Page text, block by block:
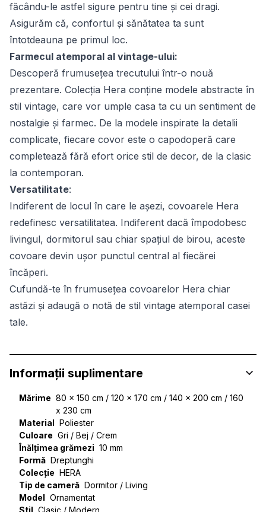
făcându-le astfel sigure pentru tine și cei dragi.
Asigurăm că, confortul și sănătatea ta sunt
întotdeauna pe primul loc.
Farmecul atemporal al vintage-ului:
Descoperă frumusețea trecutului într-o nouă
prezentare. Colecția Hera conține modele abstracte în
stil vintage, care vor umple casa ta cu un sentiment de
nostalgie și farmec. De la modele inspirate la detalii
complicate, fiecare covor este o capodoperă care
completează fără efort orice stil de decor, de la clasic
la contemporan.
Versatilitate:
Indiferent de locul în care le așezi, covoarele Hera
redefinesc versatilitatea. Indiferent dacă împodobesc
livingul, dormitorul sau chiar spațiul de birou, aceste
covoare devin ușor punctul central al fiecărei
încăperi.
Cufundă-te în frumusețea covoarelor Hera chiar
astăzi și adaugă o notă de stil vintage atemporal casei
tale.
Informații suplimentare
Mărime 80 x 150 cm / 120 x 170 cm / 140 x 200 cm / 160
x 230 cm
Material Poliester
Culoare Gri / Bej / Crem
Înălțimea grămezi 10 mm
Formă Dreptunghi
Colecție HERA
Tip de cameră Dormitor / Living
Model Ornamentat
Stil Clasic / Modern